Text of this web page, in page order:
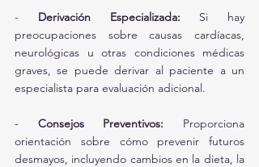
- Derivación Especializada: Si hay
preocupaciones sobre causas cardíacas,
neurológicas u otras condiciones médicas
graves, se puede derivar al paciente a un
especialista para evaluación adicional.
- Consejos Preventivos: Proporciona
orientación sobre cómo prevenir futuros
desmayos, incluyendo cambios en la dieta, la